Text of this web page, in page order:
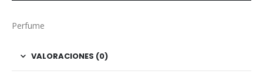
Perfume
VALORACIONES (0)